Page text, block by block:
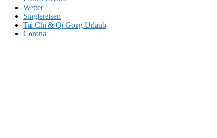
Wetter
Singlereisen
Tai Chi & Qi Gong Urlaub
Corona